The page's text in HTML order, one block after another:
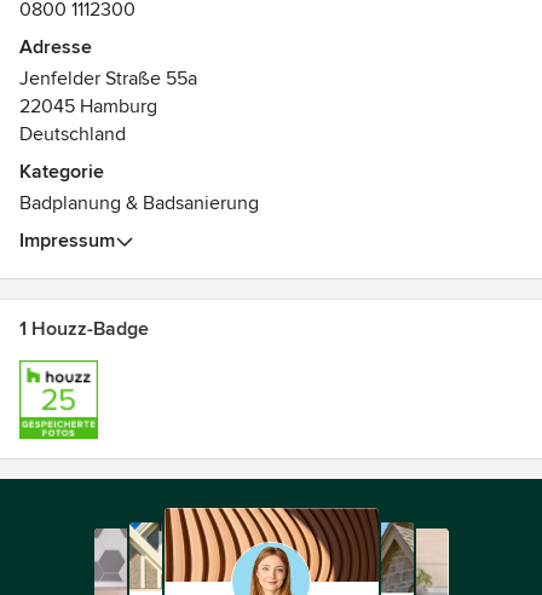
möglich. Schnell, sauber und alles komplett aus einer
Hand.
0800 1112300
Adresse
Jenfelder Straße 55a
22045 Hamburg
Deutschland
Kategorie
Badplanung & Badsanierung
Impressum
1 Houzz-Badge